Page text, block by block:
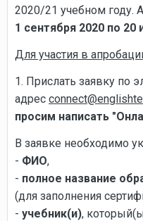
2020/21 учебном году.
1 сентября 2020 по 20
Для участия в
1. Прислать заявку по
адрес
просим написать
В заявке необходимо
- ФИО,
- полное название
(для заполнения
- учебник(и),